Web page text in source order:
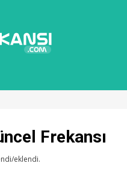
Frekansı
eklendi.